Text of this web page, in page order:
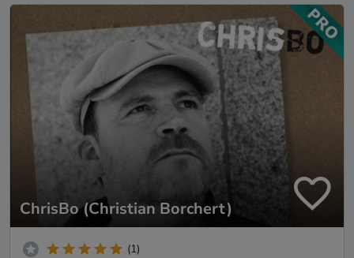
ChrisBo (Christian Borchert)
(1)